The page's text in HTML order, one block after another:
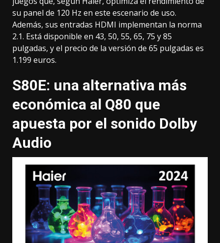
su panel de 120 Hz en este escenario de uso.
Además, sus entradas HDMI implementan la norma
2.1. Está disponible en 43, 50, 55, 65, 75 y 85
pulgadas, y el precio de la versión de 65 pulgadas es
1.199 euros.
S80E: una alternativa más
económica al Q80 que
apuesta por el sonido Dolby
Audio